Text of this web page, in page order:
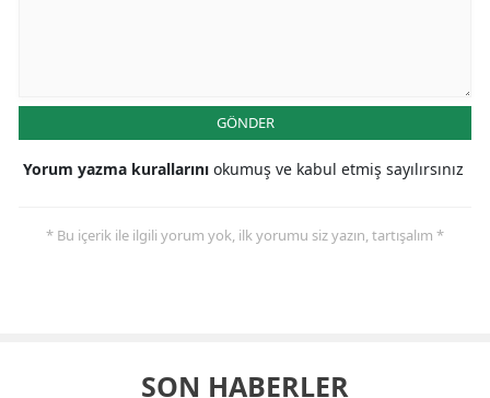
GÖNDER
Yorum yazma kurallarını okumuş ve kabul etmiş sayılırsınız
* Bu içerik ile ilgili yorum yok, ilk yorumu siz yazın, tartışalım *
SON HABERLER